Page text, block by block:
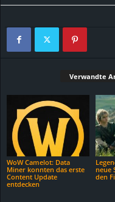
Verwandte
WoW Camelot: Data
Miner konnten das erste
Content Update
entdecken
neue
den